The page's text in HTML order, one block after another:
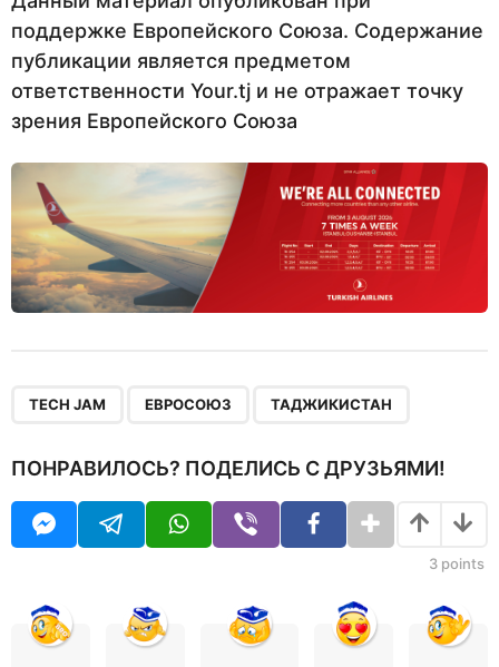
поддержке Европейского Союза. Содержание
публикации является предметом
ответственности Your.tj и не отражает точку
зрения Европейского Союза
TECH JAM ЕВРОСОЮЗ ТАДЖИКИСТАН
ПОНРАВИЛОСЬ? ПОДЕЛИСЬ С ДРУЗЬЯМИ!
3 points